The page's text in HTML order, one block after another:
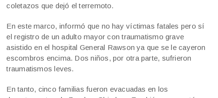
coletazos que dejó el terremoto.
En este marco, informó que no hay víctimas fatales pero sí
el registro de un adulto mayor con traumatismo grave
asistido en el hospital General Rawson ya que se le cayeron
escombros encima. Dos niños, por otra parte, sufrieron
traumatismos leves.
En tanto, cinco familias fueron evacuadas en los